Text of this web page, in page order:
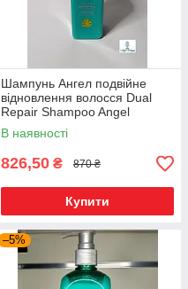
Шампунь Ангел подвійне
відновлення волосся Dual
Repair Shampoo Angel
Professional for damaged/dry
hair 1000ml
В наявності
826,50 ₴ 870 ₴
Купити
–5%